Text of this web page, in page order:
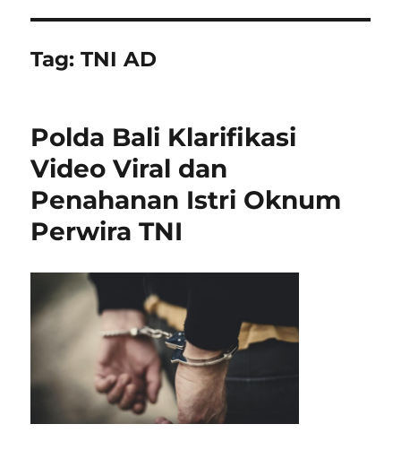
Tag:TNI AD
Polda Bali Klarifikasi
Video Viral dan
Penahanan Istri Oknum
Perwira TNI